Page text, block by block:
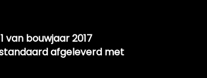
van bouwjaar 2017
afgeleverd met